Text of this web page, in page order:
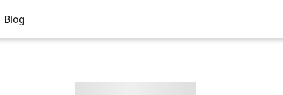
Blog